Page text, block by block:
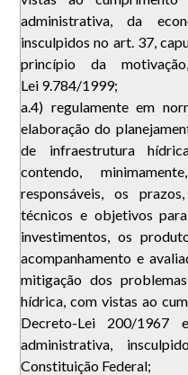
administrativa, da
insculpidos no art. 37,
princípio da
Lei 9.784/1999;
a.4) regulamente em
elaboração do
de infraestrutura
contendo,
responsáveis, os
técnicos e objetivos
investimentos, os
acompanhamento e
mitigação dos
hídrica, com vistas ao
Decreto-Lei 200/
administrativa,
Constituição Federal;